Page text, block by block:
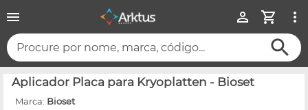
Procure por nome, marca, código...
Aplicador Placa para Kryoplatten - Bioset
Marca: Bioset